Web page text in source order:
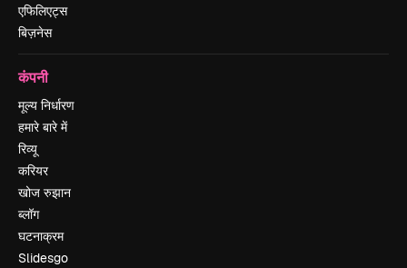
एफिलिएट्स
बिज़नेस
कंपनी
मूल्य निर्धारण
हमारे बारे में
रिव्यू
करियर
खोज रुझान
ब्लॉग
घटनाक्रम
Slidesgo